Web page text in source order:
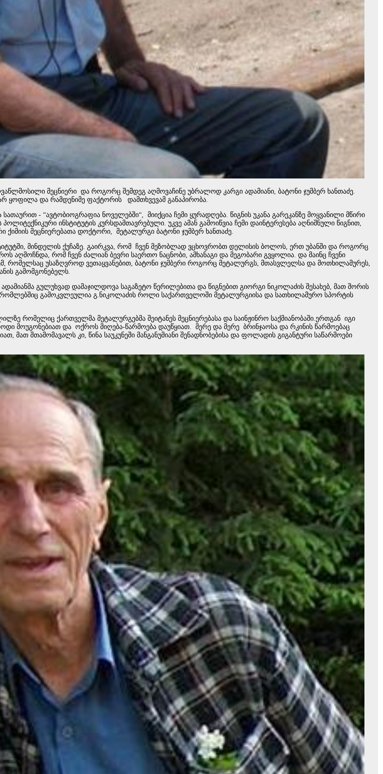
მეცნიერი და როგორც შემდეგ აღმოვაჩინე უბრალოდ კარგი ადამიანი, ბატონი ჯუმბერ ხანთაძე.
ყოფილა და რამდენიმე ფაქტორის დამთხვევამ განაპირობა.
- “ავტობიოგრაფია ნოველებში“, მიიქცია ჩემი ყურადღება. წიგნის უკანა გარეკანზე მოყვანილი მწირი
ინსტიტუტის კურსდამთავრებული. უკვე ამან გამოიწვია ჩემი დაინტერესება აღნიშნული წიგნით,
ქიმიის მეცნიერებათა დოქტორი, მეტალურგი ბატონი ჯუმბერ ხანთაძე.
მინდელის ქუჩაზე. გაირკვა, რომ ჩვენ მეზობლად ვცხოვრობთ დელისის ბოლოს, ერთ უბანში და როგორც
აღმოჩნდა, რომ ჩვენ ძალიან ბევრი საერთო ნაცნობი, ამხანაგი და მეგობარი გვყოლია. და მაინც ჩვენი
რომელსაც უსაზღვროდ ვეთაყვანებით, ბატონი ჯუმბერი როგორც მეტალურგს, მთასვლელსა და მოთხილამურეს,
გამომგონებელს.
გულუხვად დამაჯილდოვა საგაზეტო წერილებითა და წიგნებით გიორგი ნიკოლაძის შესახებ, მათ შორის
გამოკვლეულია გ.ნიკოლაძის როლი საქართველოში მეტალურგიისა და სათხილამურო სპორტის
რომელიც ქართველმა მეტალურგებმა შეიტანეს მეცნიერებასა და საინჟინრო საქმიანობაში.ერთგან იგი
მოუგონებიათ და ოქროს მიღება-წარმოება დაუწყიათ. მერე და მერე ბრინჯაოსა და რკინის წარმოებაც
მათ შთამომავალს კი, წინა საუკუნეში მანგანუმიანი შენადნობებისა და ფოლადის გიგანტური საწარმოები